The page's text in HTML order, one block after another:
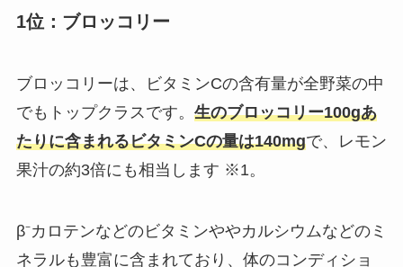
1位：ブロッコリー
ブロッコリーは、ビタミンCの含有量が全野菜の中
でもトップクラスです。 生のブロッコリー100gあ
たりに含まれるビタミンCの量は140mgで、レモン
果汁の約3倍にも相当します ※1。
β⁻カロテンなどのビタミンややカルシウムなどのミ
ネラルも豊富に含まれており、体のコンディショ